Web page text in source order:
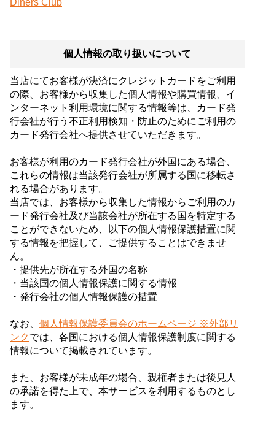
Diners Club
個人情報の取り扱いについて
当店にてお客様が決済にクレジットカードをご利用
の際、お客様から収集した個人情報や購買情報、イ
ンターネット利用環境に関する情報等は、カード発
行会社が行う不正利用検知・防止のためにご利用の
カード発行会社へ提供させていただきます。
お客様が利用のカード発行会社が外国にある場合、
これらの情報は当該発行会社が所属する国に移転さ
れる場合があります。
当店では、お客様から収集した情報からご利用のカ
ード発行会社及び当該会社が所在する国を特定する
ことができないため、以下の個人情報保護措置に関
する情報を把握して、ご提供することはできませ
ん。
・提供先が所在する外国の名称
・当該国の個人情報保護に関する情報
・発行会社の個人情報保護の措置
なお、 個人情報保護委員会のホームページ ※外部リ
ンク では、各国における個人情報保護制度に関する
情報について掲載されています。
また、お客様が未成年の場合、親権者または後見人
の承諾を得た上で、本サービスを利用するものとし
ます。